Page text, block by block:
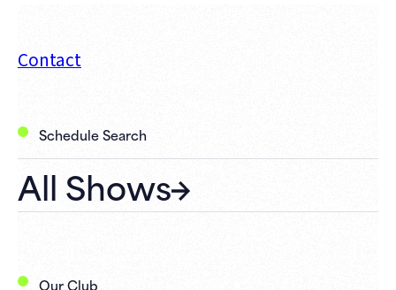
Contact
Schedule Search
All Shows
Our Club